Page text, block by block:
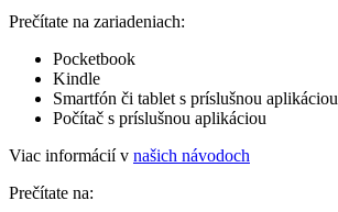
Prečítate na zariadeniach:
Pocketbook
Kindle
Smartfón či tablet s príslušnou aplikáciou
Počítač s príslušnou aplikáciou
Viac informácií v našich návodoch
Prečítate na: